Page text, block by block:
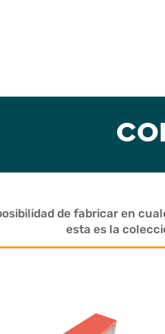
de fabricar en
esta es la